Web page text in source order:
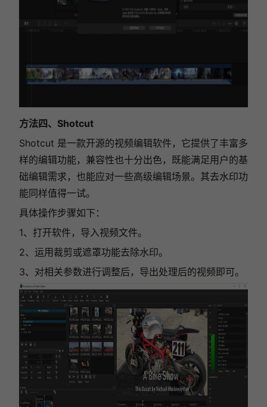
方法四、Shotcut
Shotcut 是一款开源的视频编辑软件，它提供了丰富多
样的编辑功能，兼容性也十分出色，既能满足用户的基
础编辑需求，也能应对一些高级编辑场景。其去水印功
能同样值得一试。
具体操作步骤如下：
1、打开软件，导入视频文件。
2、运用裁剪或遮罩功能去除水印。
3、对相关参数进行调整后，导出处理后的视频即可。